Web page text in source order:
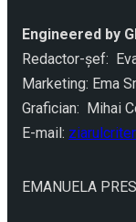
Engineered by
Redactor-şef:
Marketing: Ema
Grafician: Mihai
E-mail:
EMANUELA